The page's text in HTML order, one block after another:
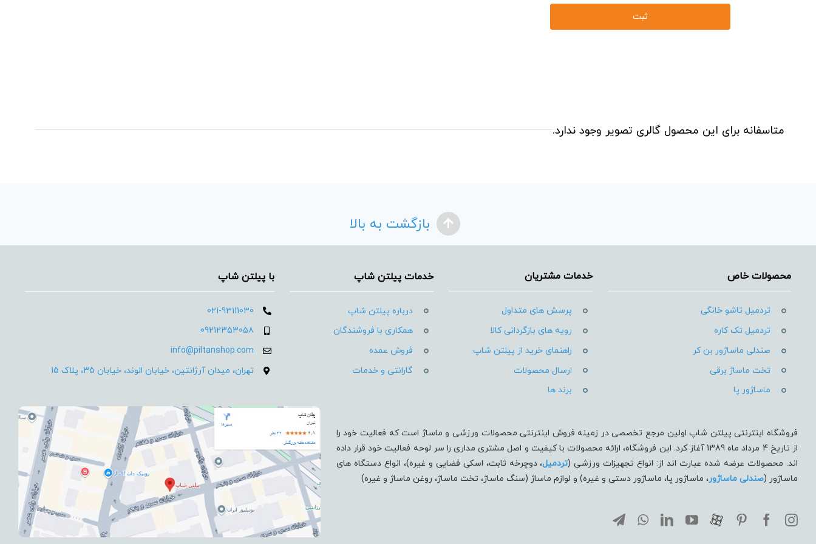
متاسفانه برای این محصول گالری تصویر وجود ندارد.
بازگشت به بالا
محصولات خاص
تردمیل تاشو خانگی
تردمیل تک کاره
صندلی ماساژور بن کر
تخت ماساژ برقی
ماساژور پا
خدمات مشتریان
پرسش های متداول
رویه های بازگردانی کالا
راهنمای خرید از پیلتن شاپ
ارسال محصولات
برند ها
خدمات پیلتن شاپ
درباره پیلتن شاپ
همکاری با فروشندگان
فروش عمده
گارانتی و خدمات
با پیلتن شاپ
021-93111030
09212353058
info@piltanshop.com
تهران، میدان آرژانتین، خیابان الوند، خیابان 35، پلاک 15
فروشگاه اینترنتی پیلتن شاپ اولین مرجع تخصصی در زمینه فروش اینترنتی محصولات ورزشی و ماساژ است که فعالیت خود را
از تاریخ 4 مرداد ماه 1389 آغاز کرد. این فروشگاه، ارائه محصولات با کیفیت و اصل مشتری مداری را سر لوحه فعالیت خود قرار داده
اند. محصولات عرضه شده عبارت اند از: انواع تجهیزات ورزشی (تردميل، دوچرخه ثابت، اسکی فضایی و غیره)، انواع دستگاه های
ماساژور (صندلی ماساژور، ماساژور پا، ماساژور دستی و غیره) و لوازم ماساژ (سنگ ماساژ، تخت ماساژ، روغن ماساژ و غیره)